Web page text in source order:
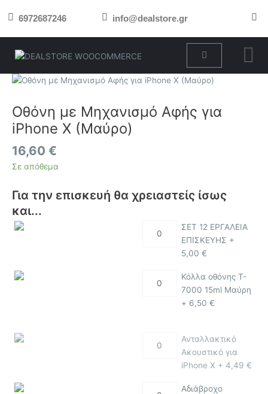
στο 6972687246 info@dealstore.gr
Cart
Οθόνη με Μηχανισμό Αφής για
iPhone X (Μαύρο)
16,60 €
Σε απόθεμα
Για την επισκευή θα χρειαστείς ίσως
και...
ΣΕΤ 12 ΕΡΓΑΛΕΙΑ
ΕΠΙΣΚΕΥΗΣ +
5,00 €
Κόλλα οθόνης T-
7000 15ml Μαύρη
+ 6,50 €
Ανταλλακτικό
Ακουστικό για
iPhone X + 4,49 €
Αδιάβροχο
Οθόνη
Μηχανισμό
Αφής
για
iPhone
(Μαύρο)